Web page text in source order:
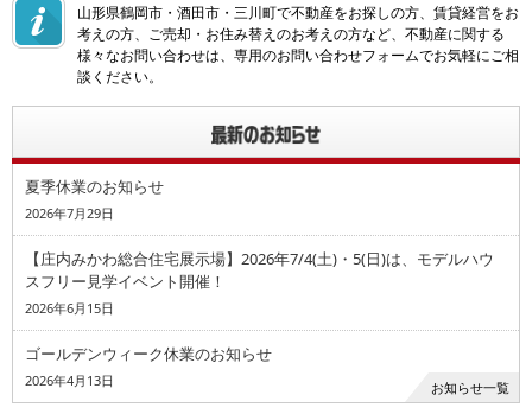
山形県鶴岡市・酒田市・三川町で不動産をお探しの方、賃貸経営をお
考えの方、ご売却・お住み替えのお考えの方など、不動産に関する
様々なお問い合わせは、専用のお問い合わせフォームでお気軽にご相
談ください。
夏季休業のお知らせ
2026年7月29日
【庄内みかわ総合住宅展示場】2026年7/4(土)・5(日)は、モデルハウ
スフリー見学イベント開催！
2026年6月15日
ゴールデンウィーク休業のお知らせ
2026年4月13日 お知らせ一覧